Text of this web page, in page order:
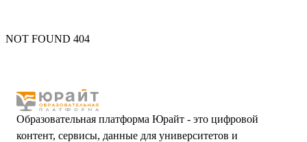
NOT FOUND 404
Образовательная платформа Юрайт - это цифровой
контент, сервисы, данные для университетов и